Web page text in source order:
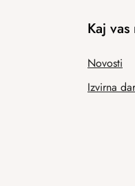
Kaj
Novosti
Izvirna